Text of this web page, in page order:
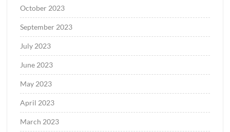
October 2023
September 2023
July 2023
June 2023
May 2023
April 2023
March 2023